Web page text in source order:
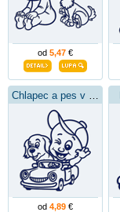
od 5,47 €
od 4,89 €